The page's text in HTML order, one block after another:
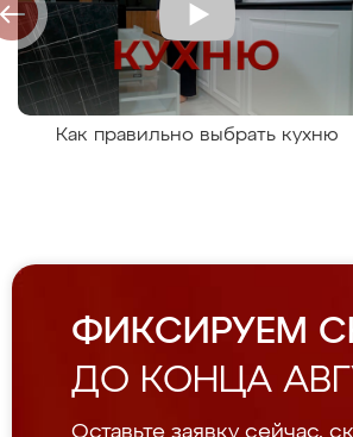
Как правильно выбрать кухню
ФИКСИРУЕМ
ДО КОНЦА
Оставьте заявку сейчас,